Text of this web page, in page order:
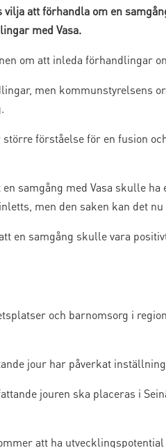
att förhandla om en
med Vasa.
om att inleda förhandlingar
men kommunstyrelsens
förståelse för en fusion
samgång med Vasa skulle
men den saken kan det
en samgång skulle vara
och barnomsorg i
jour har påverkat
jouren ska placeras i
att ha